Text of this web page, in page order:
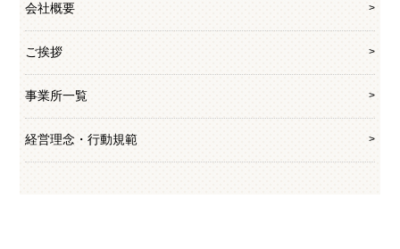
会社概要
ご挨拶
事業所一覧
経営理念・行動規範